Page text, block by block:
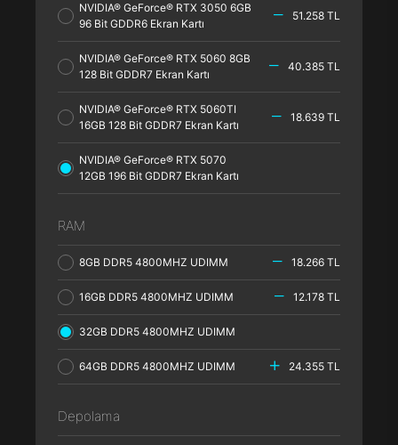
NVIDIA® GeForce® RTX 3050 6GB
96 Bit GDDR6 Ekran Kartı
51.258 TL
NVIDIA® GeForce® RTX 5060 8GB
128 Bit GDDR7 Ekran Kartı
40.385 TL
NVIDIA® GeForce® RTX 5060TI
16GB 128 Bit GDDR7 Ekran Kartı
18.639 TL
NVIDIA® GeForce® RTX 5070
12GB 196 Bit GDDR7 Ekran Kartı
RAM
8GB DDR5 4800MHZ UDIMM 18.266 TL
16GB DDR5 4800MHZ UDIMM 12.178 TL
32GB DDR5 4800MHZ UDIMM
64GB DDR5 4800MHZ UDIMM 24.355 TL
Depolama